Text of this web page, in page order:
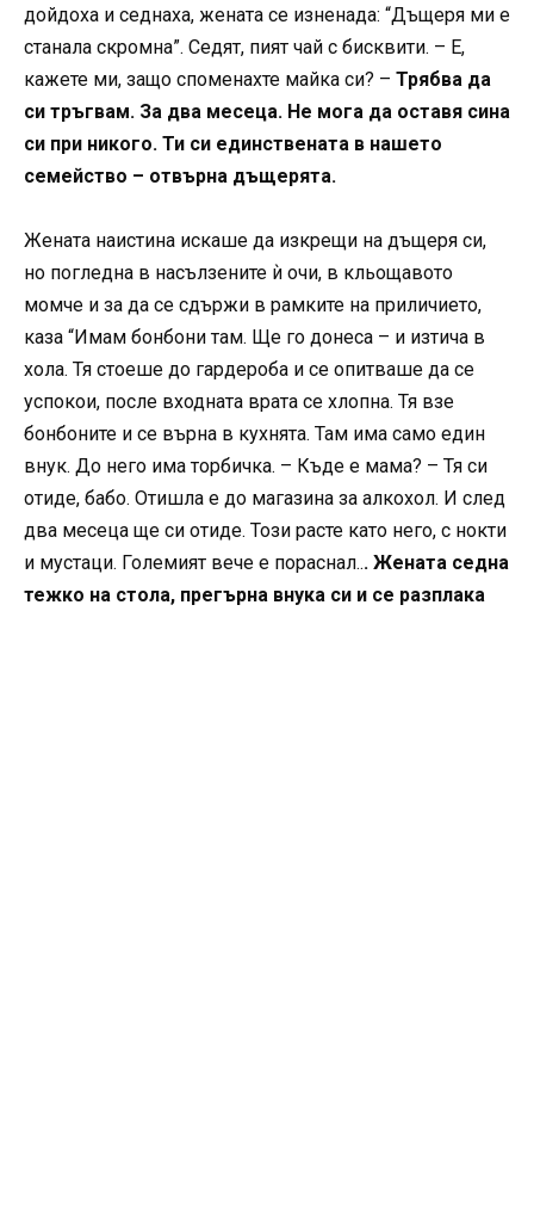
дойдоха и седнаха, жената се изненада: “Дъщеря ми е
станала скромна”. Седят, пият чай с бисквити. – Е,
кажете ми, защо споменахте майка си? – Трябва да
си тръгвам. За два месеца. Не мога да оставя сина
си при никого. Ти си единствената в нашето
семейство – отвърна дъщерята.
Жената наистина искаше да изкрещи на дъщеря си,
но погледна в насълзените ѝ очи, в кльощавото
момче и за да се сдържи в рамките на приличието,
каза “Имам бонбони там. Ще го донеса – и изтича в
хола. Тя стоеше до гардероба и се опитваше да се
успокои, после входната врата се хлопна. Тя взе
бонбоните и се върна в кухнята. Там има само един
внук. До него има торбичка. – Къде е мама? – Тя си
отиде, бабо. Отишла е до магазина за алкохол. И след
два месеца ще си отиде. Този расте като него, с нокти
и мустаци. Големият вече е пораснал... Жената седна
тежко на стола, прегърна внука си и се разплака